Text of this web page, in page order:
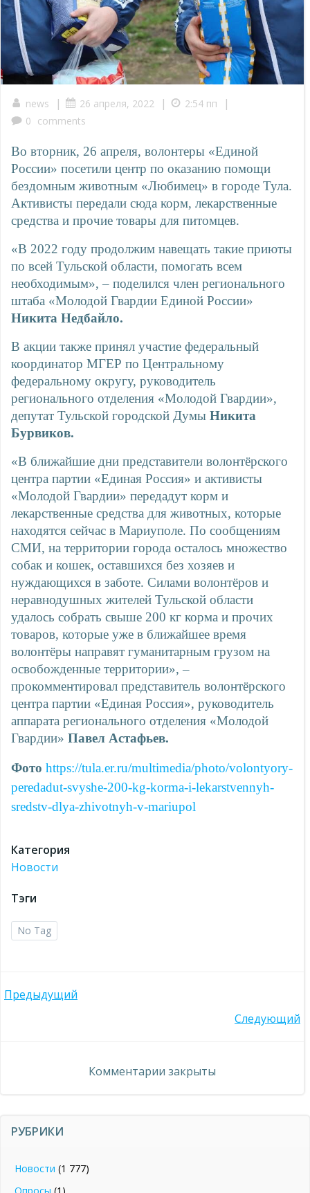
news | 26 апреля, 2022 | 2:54 пп |
0 comments
Во вторник, 26 апреля, волонтеры «Единой
России» посетили центр по оказанию помощи
бездомным животным «Любимец» в городе Тула.
Активисты передали сюда корм, лекарственные
средства и прочие товары для питомцев.
«В 2022 году продолжим навещать такие приюты
по всей Тульской области, помогать всем
необходимым», – поделился член регионального
штаба «Молодой Гвардии Единой России»
Никита Недбайло.
В акции также принял участие федеральный
координатор МГЕР по Центральному
федеральному округу, руководитель
регионального отделения «Молодой Гвардии»,
депутат Тульской городской Думы Никита
Бурвиков.
«В ближайшие дни представители волонтёрского
центра партии «Единая Россия» и активисты
«Молодой Гвардии» передадут корм и
лекарственные средства для животных, которые
находятся сейчас в Мариуполе. По сообщениям
СМИ, на территории города осталось множество
собак и кошек, оставшихся без хозяев и
нуждающихся в заботе. Силами волонтёров и
неравнодушных жителей Тульской области
удалось собрать свыше 200 кг корма и прочих
товаров, которые уже в ближайшее время
волонтёры направят гуманитарным грузом на
освобожденные территории», –
прокомментировал представитель волонтёрского
центра партии «Единая Россия», руководитель
аппарата регионального отделения «Молодой
Гвардии» Павел Астафьев.
Фото https://tula.er.ru/multimedia/photo/volontyory-
peredadut-svyshe-200-kg-korma-i-lekarstvennyh-
sredstv-dlya-zhivotnyh-v-mariupol
Категория
Новости
Тэги
No Tag
Навигация
записям
Предыдущий
Следующий
Комментарии закрыты
РУБРИКИ
Новости (1 777)